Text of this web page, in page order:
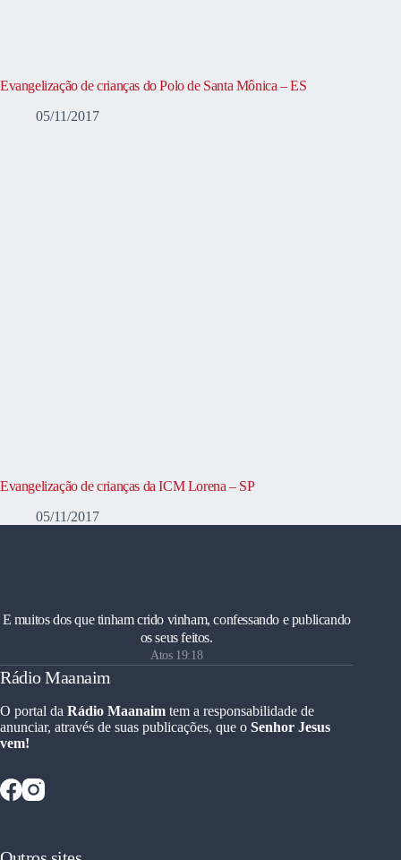
Evangelização de crianças do Polo de Santa Mônica – ES
05/11/2017
Evangelização de crianças da ICM Lorena – SP
05/11/2017
E muitos dos que tinham crido vinham, confessando e publicando
os seus feitos.
Atos 19:18
Rádio Maanaim
O portal da Rádio Maanaim tem a responsabilidade de
anunciar, através de suas publicações, que o Senhor Jesus
vem!